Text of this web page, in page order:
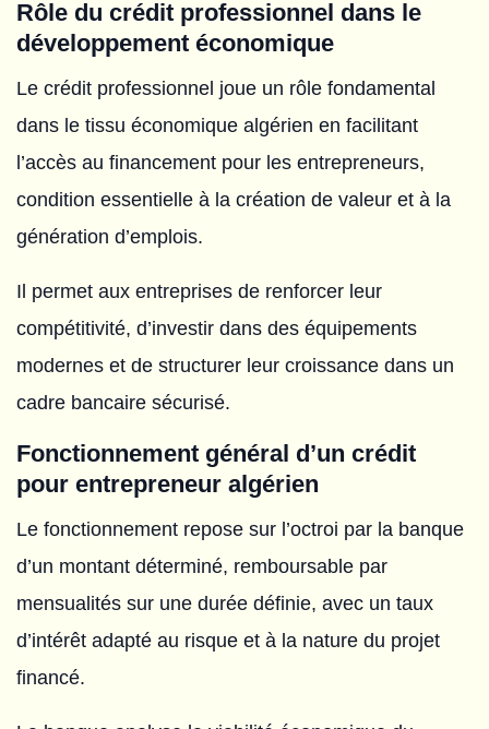
Rôle du crédit professionnel dans le
développement économique
Le crédit professionnel joue un rôle fondamental
dans le tissu économique algérien en facilitant
l’accès au financement pour les entrepreneurs,
condition essentielle à la création de valeur et à la
génération d’emplois.
Il permet aux entreprises de renforcer leur
compétitivité, d’investir dans des équipements
modernes et de structurer leur croissance dans un
cadre bancaire sécurisé.
Fonctionnement général d’un crédit
pour entrepreneur algérien
Le fonctionnement repose sur l’octroi par la banque
d’un montant déterminé, remboursable par
mensualités sur une durée définie, avec un taux
d’intérêt adapté au risque et à la nature du projet
financé.